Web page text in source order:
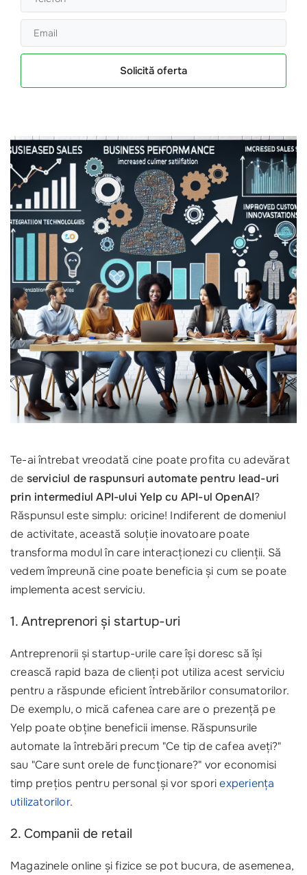
Solicită oferta
Te-ai întrebat vreodată cine poate profita cu adevărat
de serviciul de raspunsuri automate pentru lead-uri
prin intermediul API-ului Yelp cu API-ul OpenAI?
Răspunsul este simplu: oricine! Indiferent de domeniul
de activitate, această soluție inovatoare poate
transforma modul în care interacționezi cu clienții. Să
vedem împreună cine poate beneficia și cum se poate
implementa acest serviciu.
1. Antreprenori și startup-uri
Antreprenorii și startup-urile care își doresc să își
crească rapid baza de clienți pot utiliza acest serviciu
pentru a răspunde eficient întrebărilor consumatorilor.
De exemplu, o mică cafenea care are o prezență pe
Yelp poate obține beneficii imense. Răspunsurile
automate la întrebări precum "Ce tip de cafea aveți?"
sau "Care sunt orele de funcționare?" vor economisi
timp prețios pentru personal și vor sporiexperiența
utilizatorilor.
2. Companii de retail
Magazinele online și fizice se pot bucura, de asemenea,